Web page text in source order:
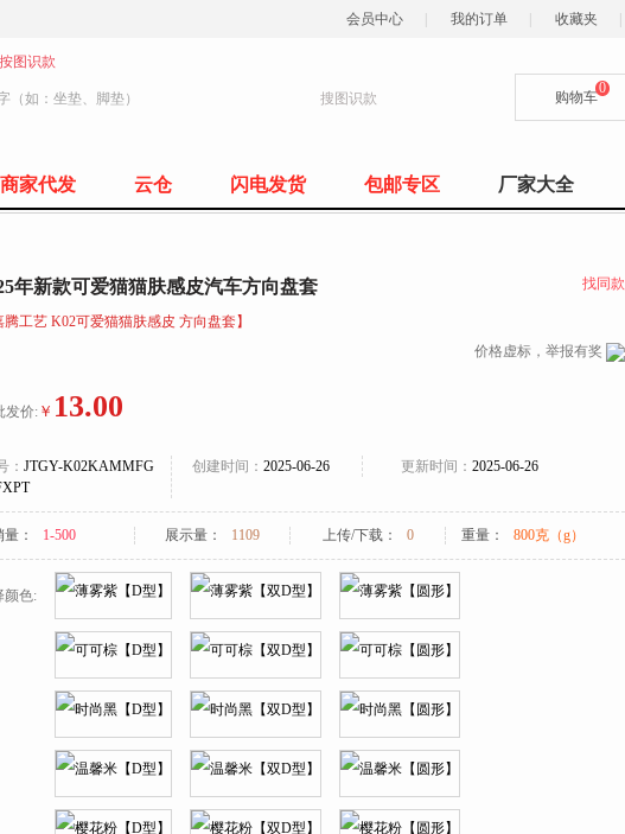
会员中心 我的订单 收藏夹
按图识款
搜图识款 购物车
0
商家代发 云仓 闪电发货 包邮专区 厂家大全
年新款可爱猫猫肤感皮汽车方向盘套 找同款
腾工艺 K02可爱猫猫肤感皮 方向盘套】
价格虚标，举报有奖
发价:￥ 13.00
： JTGY-K02KAMMFG
创建时间： 2025-06-26 更新时间： 2025-06-26
： 1-500 展示量： 1109 上传/下载： 0 重量： 800克（g）
颜色: